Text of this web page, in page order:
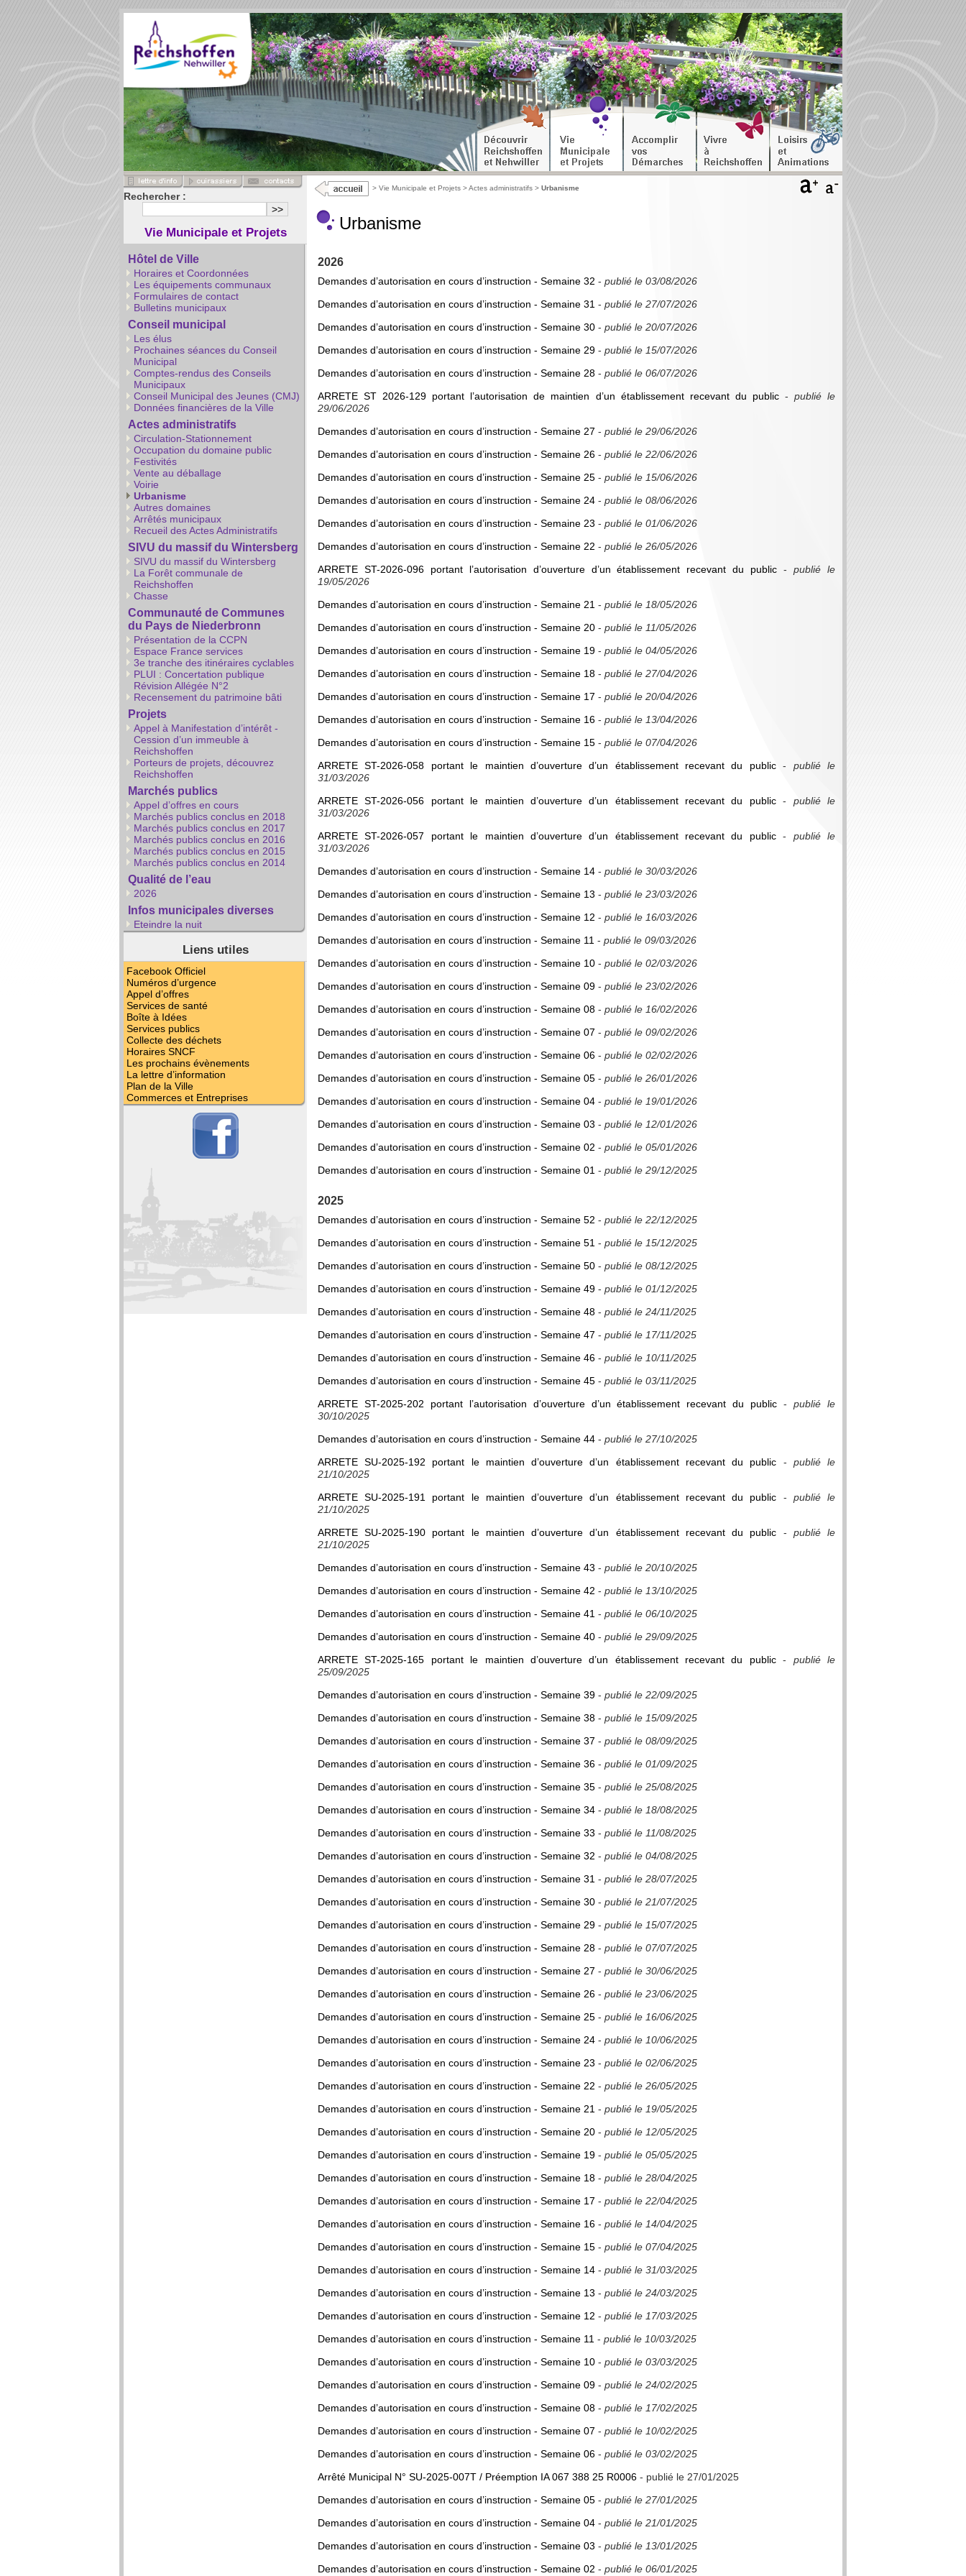
Aller au menu Aller au contenu Aller à la recherche
> Vie Municipale et Projets >Actes administratifs > Urbanisme
Urbanisme
2026
Demandes d’autorisation en cours d’instruction - Semaine 32 - publié le 03/08/2026
Demandes d’autorisation en cours d’instruction - Semaine 31 - publié le 27/07/2026
Demandes d’autorisation en cours d’instruction - Semaine 30 - publié le 20/07/2026
Demandes d’autorisation en cours d’instruction - Semaine 29 - publié le 15/07/2026
Demandes d’autorisation en cours d’instruction - Semaine 28 - publié le 06/07/2026
ARRETE ST 2026-129 portant l’autorisation de maintien d’un établissement recevant du public- publié le
29/06/2026
Demandes d’autorisation en cours d’instruction - Semaine 27 - publié le 29/06/2026
Demandes d’autorisation en cours d’instruction - Semaine 26 - publié le 22/06/2026
Demandes d’autorisation en cours d’instruction - Semaine 25 - publié le 15/06/2026
Demandes d’autorisation en cours d’instruction - Semaine 24 - publié le 08/06/2026
Demandes d’autorisation en cours d’instruction - Semaine 23 - publié le 01/06/2026
Demandes d’autorisation en cours d’instruction - Semaine 22 - publié le 26/05/2026
ARRETE ST-2026-096 portant l’autorisation d’ouverture d’un établissement recevant du public -publié le
19/05/2026
Demandes d’autorisation en cours d’instruction - Semaine 21 - publié le 18/05/2026
Demandes d’autorisation en cours d’instruction - Semaine 20 - publié le 11/05/2026
Demandes d’autorisation en cours d’instruction - Semaine 19 - publié le 04/05/2026
Demandes d’autorisation en cours d’instruction - Semaine 18 - publié le 27/04/2026
Demandes d’autorisation en cours d’instruction - Semaine 17 - publié le 20/04/2026
Demandes d’autorisation en cours d’instruction - Semaine 16 - publié le 13/04/2026
Demandes d’autorisation en cours d’instruction - Semaine 15 - publié le 07/04/2026
ARRETE ST-2026-058 portant le maintien d’ouverture d’un établissement recevant du public- publié le
31/03/2026
ARRETE ST-2026-056 portant le maintien d’ouverture d’un établissement recevant du public- publié le
31/03/2026
ARRETE ST-2026-057 portant le maintien d’ouverture d’un établissement recevant du public- publié le
31/03/2026
Demandes d’autorisation en cours d’instruction - Semaine 14 - publié le 30/03/2026
Demandes d’autorisation en cours d’instruction - Semaine 13 - publié le 23/03/2026
Demandes d’autorisation en cours d’instruction - Semaine 12 - publié le 16/03/2026
Demandes d’autorisation en cours d’instruction - Semaine 11 - publié le 09/03/2026
Demandes d’autorisation en cours d’instruction - Semaine 10 - publié le 02/03/2026
Demandes d’autorisation en cours d’instruction - Semaine 09 - publié le 23/02/2026
Demandes d’autorisation en cours d’instruction - Semaine 08 - publié le 16/02/2026
Demandes d’autorisation en cours d’instruction - Semaine 07 - publié le 09/02/2026
Demandes d’autorisation en cours d’instruction - Semaine 06 - publié le 02/02/2026
Demandes d’autorisation en cours d’instruction - Semaine 05 - publié le 26/01/2026
Demandes d’autorisation en cours d’instruction - Semaine 04 - publié le 19/01/2026
Demandes d’autorisation en cours d’instruction - Semaine 03 - publié le 12/01/2026
Demandes d’autorisation en cours d’instruction - Semaine 02 - publié le 05/01/2026
Demandes d’autorisation en cours d’instruction - Semaine 01 - publié le 29/12/2025
2025
Demandes d’autorisation en cours d’instruction - Semaine 52 - publié le 22/12/2025
Demandes d’autorisation en cours d’instruction - Semaine 51 - publié le 15/12/2025
Demandes d’autorisation en cours d’instruction - Semaine 50 - publié le 08/12/2025
Demandes d’autorisation en cours d’instruction - Semaine 49 - publié le 01/12/2025
Demandes d’autorisation en cours d’instruction - Semaine 48 - publié le 24/11/2025
Demandes d’autorisation en cours d’instruction - Semaine 47 - publié le 17/11/2025
Demandes d’autorisation en cours d’instruction - Semaine 46 - publié le 10/11/2025
Demandes d’autorisation en cours d’instruction - Semaine 45 - publié le 03/11/2025
ARRETE ST-2025-202 portant l’autorisation d’ouverture d’un établissement recevant du public -publié le
30/10/2025
Demandes d’autorisation en cours d’instruction - Semaine 44 - publié le 27/10/2025
ARRETE SU-2025-192 portant le maintien d’ouverture d’un établissement recevant du public - publié le
21/10/2025
ARRETE SU-2025-191 portant le maintien d’ouverture d’un établissement recevant du public - publié le
21/10/2025
ARRETE SU-2025-190 portant le maintien d’ouverture d’un établissement recevant du public - publié le
21/10/2025
Demandes d’autorisation en cours d’instruction - Semaine 43 - publié le 20/10/2025
Demandes d’autorisation en cours d’instruction - Semaine 42 - publié le 13/10/2025
Demandes d’autorisation en cours d’instruction - Semaine 41 - publié le 06/10/2025
Demandes d’autorisation en cours d’instruction - Semaine 40 - publié le 29/09/2025
ARRETE ST-2025-165 portant le maintien d’ouverture d’un établissement recevant du public- publié le
25/09/2025
Demandes d’autorisation en cours d’instruction - Semaine 39 - publié le 22/09/2025
Demandes d’autorisation en cours d’instruction - Semaine 38 - publié le 15/09/2025
Demandes d’autorisation en cours d’instruction - Semaine 37 - publié le 08/09/2025
Demandes d’autorisation en cours d’instruction - Semaine 36 - publié le 01/09/2025
Demandes d’autorisation en cours d’instruction - Semaine 35 - publié le 25/08/2025
Demandes d’autorisation en cours d’instruction - Semaine 34 - publié le 18/08/2025
Demandes d’autorisation en cours d’instruction - Semaine 33 - publié le 11/08/2025
Demandes d’autorisation en cours d’instruction - Semaine 32 - publié le 04/08/2025
Demandes d’autorisation en cours d’instruction - Semaine 31 - publié le 28/07/2025
Demandes d’autorisation en cours d’instruction - Semaine 30 - publié le 21/07/2025
Demandes d’autorisation en cours d’instruction - Semaine 29 - publié le 15/07/2025
Demandes d’autorisation en cours d’instruction - Semaine 28 - publié le 07/07/2025
Demandes d’autorisation en cours d’instruction - Semaine 27 - publié le 30/06/2025
Demandes d’autorisation en cours d’instruction - Semaine 26 - publié le 23/06/2025
Demandes d’autorisation en cours d’instruction - Semaine 25 - publié le 16/06/2025
Demandes d’autorisation en cours d’instruction - Semaine 24 - publié le 10/06/2025
Demandes d’autorisation en cours d’instruction - Semaine 23 - publié le 02/06/2025
Demandes d’autorisation en cours d’instruction - Semaine 22 - publié le 26/05/2025
Demandes d’autorisation en cours d’instruction - Semaine 21 - publié le 19/05/2025
Demandes d’autorisation en cours d’instruction - Semaine 20 - publié le 12/05/2025
Demandes d’autorisation en cours d’instruction - Semaine 19 - publié le 05/05/2025
Demandes d’autorisation en cours d’instruction - Semaine 18 - publié le 28/04/2025
Demandes d’autorisation en cours d’instruction - Semaine 17 - publié le 22/04/2025
Demandes d’autorisation en cours d’instruction - Semaine 16 - publié le 14/04/2025
Demandes d’autorisation en cours d’instruction - Semaine 15 - publié le 07/04/2025
Demandes d’autorisation en cours d’instruction - Semaine 14 - publié le 31/03/2025
Demandes d’autorisation en cours d’instruction - Semaine 13 - publié le 24/03/2025
Demandes d’autorisation en cours d’instruction - Semaine 12 - publié le 17/03/2025
Demandes d’autorisation en cours d’instruction - Semaine 11 - publié le 10/03/2025
Demandes d’autorisation en cours d’instruction - Semaine 10 - publié le 03/03/2025
Demandes d’autorisation en cours d’instruction - Semaine 09 - publié le 24/02/2025
Demandes d’autorisation en cours d’instruction - Semaine 08 - publié le 17/02/2025
Demandes d’autorisation en cours d’instruction - Semaine 07 - publié le 10/02/2025
Demandes d’autorisation en cours d’instruction - Semaine 06 - publié le 03/02/2025
Arrêté Municipal N° SU-2025-007T / Préemption IA 067 388 25 R0006 - publié le 27/01/2025
Demandes d’autorisation en cours d’instruction - Semaine 05 - publié le 27/01/2025
Demandes d’autorisation en cours d’instruction - Semaine 04 - publié le 21/01/2025
Demandes d’autorisation en cours d’instruction - Semaine 03 - publié le 13/01/2025
Demandes d’autorisation en cours d’instruction - Semaine 02 - publié le 06/01/2025
Rechercher :
Vie Municipale et Projets
Hôtel de Ville
Horaires et Coordonnées
Les équipements communaux
Formulaires de contact
Bulletins municipaux
Conseil municipal
Les élus
Prochaines séances du Conseil
Municipal
Comptes-rendus des Conseils
Municipaux
Conseil Municipal des Jeunes (CMJ)
Données financières de la Ville
Actes administratifs
Circulation-Stationnement
Occupation du domaine public
Festivités
Vente au déballage
Voirie
Urbanisme
Autres domaines
Arrêtés municipaux
Recueil des Actes Administratifs
SIVU du massif du Wintersberg
SIVU du massif du Wintersberg
La Forêt communale de
Reichshoffen
Chasse
Communauté de Communes
du Pays de Niederbronn
Présentation de la CCPN
Espace France services
3e tranche des itinéraires cyclables
PLUI : Concertation publique
Révision Allégée N°2
Recensement du patrimoine bâti
Projets
Appel à Manifestation d’intérêt -
Cession d’un immeuble à
Reichshoffen
Porteurs de projets, découvrez
Reichshoffen
Marchés publics
Appel d’offres en cours
Marchés publics conclus en 2018
Marchés publics conclus en 2017
Marchés publics conclus en 2016
Marchés publics conclus en 2015
Marchés publics conclus en 2014
Qualité de l’eau
2026
Infos municipales diverses
Eteindre la nuit
Liens utiles
Facebook Officiel
Numéros d’urgence
Appel d’offres
Services de santé
Boîte à Idées
Services publics
Collecte des déchets
Horaires SNCF
Les prochains évènements
La lettre d’information
Plan de la Ville
Commerces et Entreprises